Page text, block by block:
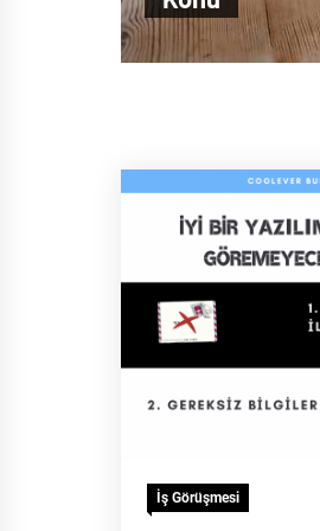
İş Görüşmesi